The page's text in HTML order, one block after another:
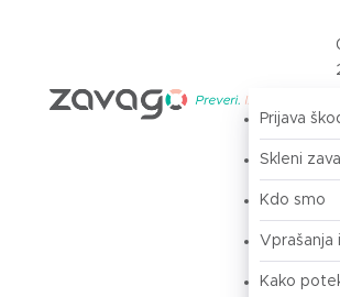
Prijava
Skleni
Kdo smo
Vprašanja
Kako